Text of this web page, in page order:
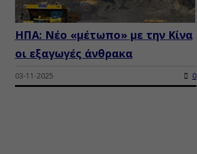
ΗΠΑ: Νέο «μέτωπο» με την Κίνα
οι εξαγωγές άνθρακα
03-11-2025 0